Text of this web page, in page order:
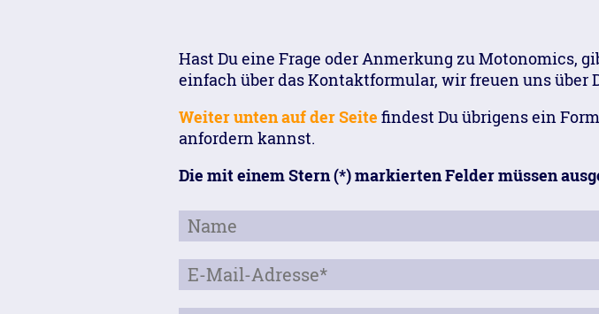
Hast Du eine Frage oder Anmerkung zu Motonomics,
einfach über das Kontaktformular, wir freuen uns über
Weiter unten auf der Seite findest Du übrigens ein
anfordern kannst.
Die mit einem Stern (*) markierten Felder müssen